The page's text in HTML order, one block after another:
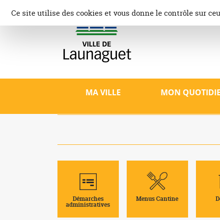
contenu
Site
MA VILLE MON
Démarches
administratives
Menus Cantine
Ce site utilise des cookies et vous donne le contrôle sur